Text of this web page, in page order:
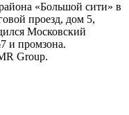
«Большой сити» в
проезд, дом 5,
Московский
и промзона.
Group.